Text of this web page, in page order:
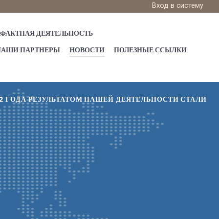
Вход в систему
ДЕЯТЕЛЬНОСТЬ
ПАРТНЕРЫ НОВОСТИ ПОЛЕЗНЫЕ ССЫЛКИ
ГОДА РЕЗУЛЬТАТОМ НАШЕЙ ДЕЯТЕЛЬНОСТИ СТАЛИ